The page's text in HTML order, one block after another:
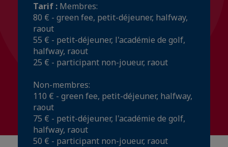
Tarif : Membres:
80 € - green fee, petit-déjeuner, halfway,
raout
55 € - petit-déjeuner, l'académie de golf,
halfway, raout
25 € - participant non-joueur, raout
Non-membres:
110 € - green fee, petit-déjeuner, halfway,
raout
75 € - petit-déjeuner, l'académie de golf,
halfway, raout
50 € - participant non-joueur, raout